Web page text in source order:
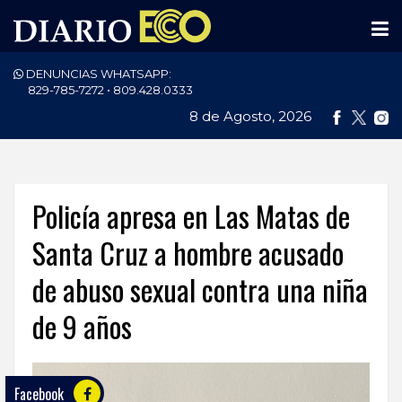
DENUNCIAS WHATSAPP:
829-785-7272 • 809.428.0333
8 de Agosto, 2026
PORTADA
ECONOMÍA
DEPORTES
ENTRETENIMIENTO
SALUD
TECNOLOGÍA
Policía apresa en Las Matas de
Santa Cruz a hombre acusado
de abuso sexual contra una niña
de 9 años
Facebook